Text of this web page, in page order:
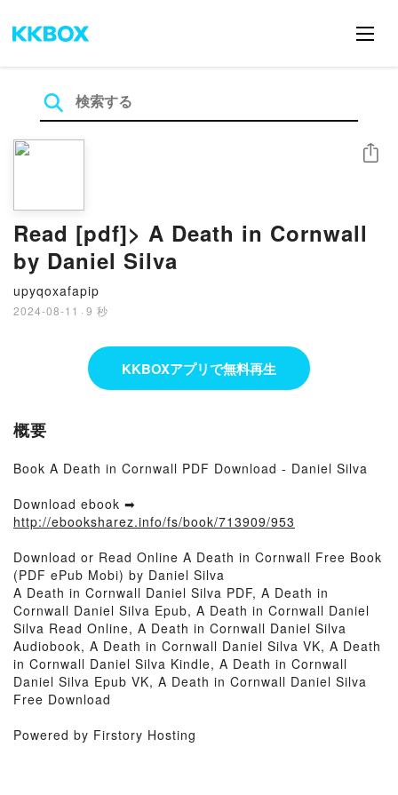
Read [pdf]> A Death in Cornwall
by Daniel Silva
upyqoxafapip
2024-08-11 · 9 秒
シェア
KKBOXアプリで無料再生
概要
Book A Death in Cornwall PDF Download - Daniel Silva
Download ebook ➡
http://ebooksharez.info/fs/book/713909/953
Download or Read Online A Death in Cornwall Free Book
(PDF ePub Mobi) by Daniel Silva
A Death in Cornwall Daniel Silva PDF, A Death in
Cornwall Daniel Silva Epub, A Death in Cornwall Daniel
Silva Read Online, A Death in Cornwall Daniel Silva
Audiobook, A Death in Cornwall Daniel Silva VK, A Death
in Cornwall Daniel Silva Kindle, A Death in Cornwall
Daniel Silva Epub VK, A Death in Cornwall Daniel Silva
Free Download
Powered by Firstory Hosting